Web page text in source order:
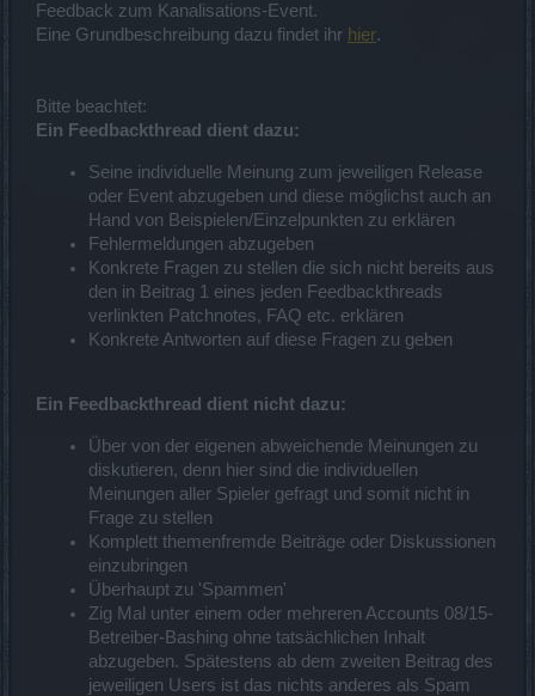
Feedback zum Kanalisations-Event.
Eine Grundbeschreibung dazu findet ihr hier.
Bitte beachtet:
Ein Feedbackthread dient dazu:
Seine individuelle Meinung zum jeweiligen Release
oder Event abzugeben und diese möglichst auch an
Hand von Beispielen/Einzelpunkten zu erklären
Fehlermeldungen abzugeben
Konkrete Fragen zu stellen die sich nicht bereits aus
den in Beitrag 1 eines jeden Feedbackthreads
verlinkten Patchnotes, FAQ etc. erklären
Konkrete Antworten auf diese Fragen zu geben
Ein Feedbackthread dient nicht dazu:
Über von der eigenen abweichende Meinungen zu
diskutieren, denn hier sind die individuellen
Meinungen aller Spieler gefragt und somit nicht in
Frage zu stellen
Komplett themenfremde Beiträge oder Diskussionen
einzubringen
Überhaupt zu 'Spammen'
Zig Mal unter einem oder mehreren Accounts 08/15-
Betreiber-Bashing ohne tatsächlichen Inhalt
abzugeben. Spätestens ab dem zweiten Beitrag des
jeweiligen Users ist das nichts anderes als Spam